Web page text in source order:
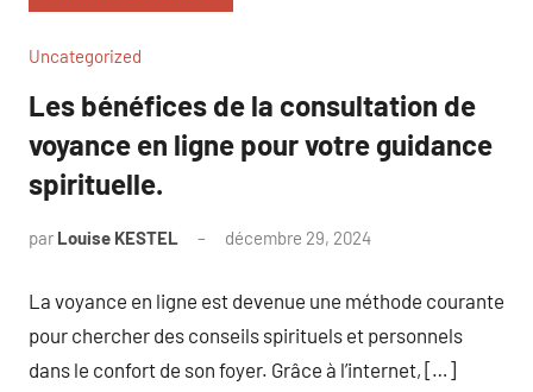
Uncategorized
Les bénéfices de la consultation de
voyance en ligne pour votre guidance
spirituelle.
par Louise KESTEL décembre 29, 2024
La voyance en ligne est devenue une méthode courante
pour chercher des conseils spirituels et personnels
dans le confort de son foyer. Grâce à l’internet, […]